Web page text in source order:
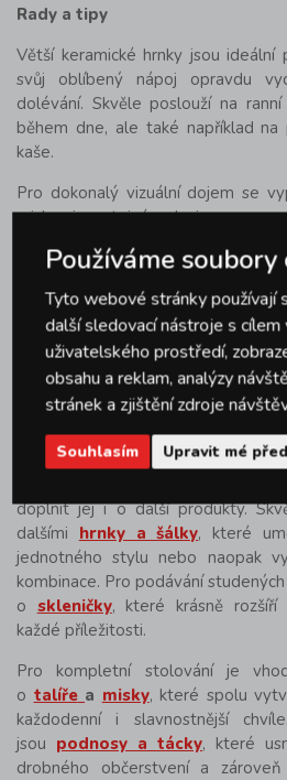
Rady a tipy
Větší keramické hrnky jsou ideální
svůj oblíbený nápoj opravdu
dolévání. Skvěle poslouží na
během dne, ale také například
kaše.
Pro dokonalý vizuální dojem se
miskami ve stejném designu.
Pro ještě lepší kávový zážitek
Pro dokonalý kávový servis
další stylové hrnky a šálky na
podávání různých druhů
kávovarům ikonvičkám na
připravíte oblíbené nápoje.
Keramický hrnek je ideálním
doplnit jej i o další produkty.
dalšími hrnky a šálky, které
jednotného stylu nebo naopak
kombinace. Pro podávání
o skleničky, které krásně rozšíří
každé příležitosti.
Pro kompletní stolování je
o talíře a misky, které spolu
každodenní i slavnostnější
jsou podnosy a tácky, které
drobného občerstvení a
Používáme soubory
Tyto webové stránky používají
další sledovací nástroje s cílem
uživatelského prostředí,
obsahu a reklam, analýzy
stránek a zjištění zdroje
Souhlasím Upravit mé